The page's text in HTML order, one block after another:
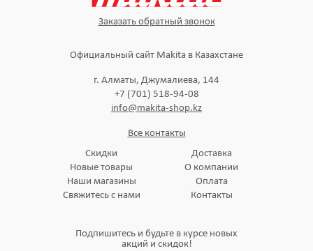
Заказать обратный звонок
Официальный сайт Makita в Казахстане
г. Алматы, Джумалиева, 144
+7 (701) 518-94-08
info@makita-shop.kz
Все контакты
Скидки
Новые товары
Наши магазины
Свяжитесь с нами
Доставка
О компании
Оплата
Контакты
Подпишитесь и будьте в курсе новых
акций и скидок!